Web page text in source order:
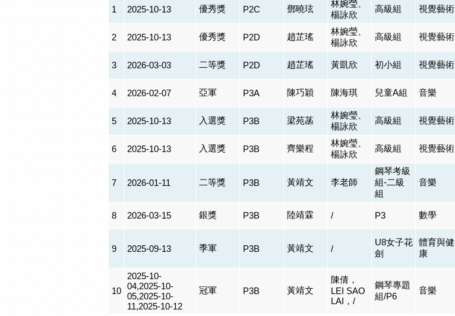
1 2025-10-13 優秀獎 P2C 鄧曉玹
林婉瑩、
楊詠欣
高級組 視覺藝術
2 2025-10-13 優秀獎 P2D 趙芷瑤
林婉瑩、
楊詠欣
高級組 視覺藝術
3 2026-03-03 二等獎 P2D 趙芷瑤 黃凱欣 初小組 視覺藝術
4 2026-02-07 亞軍 P3A 陳巧穎 陳海琪 兒童A組 音樂
5 2025-10-13 入選獎 P3B 梁苑菡
林婉瑩、
楊詠欣
高級組 視覺藝術
6 2025-10-13 入選獎 P3B 齊樂程
林婉瑩、
楊詠欣
高級組 視覺藝術
7 2026-01-11 二等獎 P3B 黃靖文 李老師
鋼琴考級
組-二級
組
音樂
8 2026-03-15 銀獎 P3B 陸靖霖 / P3 數學
9 2025-09-13 季軍 P3B 黃靖文 /
U8女子花
劍
體育與健
康
10
2025-10-
04,2025-10-
05,2025-10-
11,2025-10-12
冠軍 P3B 黃靖文
陳倩，
LEI SAO
LAI，/
鋼琴專題
組/P6
音樂